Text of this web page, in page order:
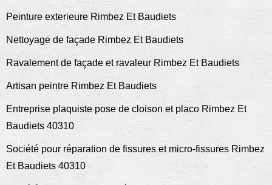
Peinture exterieure Rimbez Et Baudiets
Nettoyage de façade Rimbez Et Baudiets
Ravalement de façade et ravaleur Rimbez Et Baudiets
Artisan peintre Rimbez Et Baudiets
Entreprise plaquiste pose de cloison et placo Rimbez Et
Baudiets 40310
Société pour réparation de fissures et micro-fissures Rimbez
Et Baudiets 40310